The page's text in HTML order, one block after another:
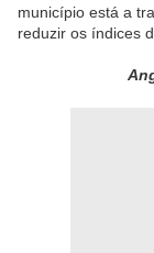
município está a
reduzir os índices